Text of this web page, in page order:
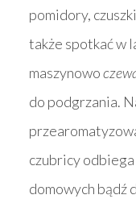
pomidory,
także spotkać w
maszynowo
do podgrzania.
czubricy
domowych bądź